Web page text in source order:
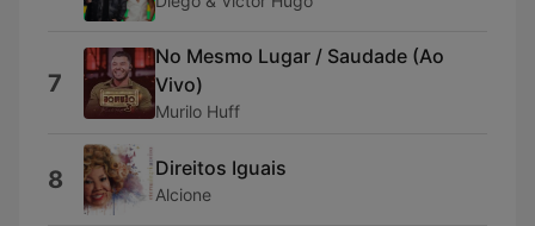
7
No Mesmo Lugar / Saudade (Ao
Vivo)
Murilo Huff
8 Direitos Iguais
Alcione